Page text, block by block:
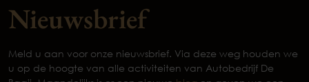
Nieuwsbrief
Meld u aan voor onze nieuwsbrief. Via deze weg houden we
u op de hoogte van alle activiteiten van Autobedrijf De